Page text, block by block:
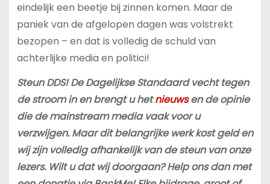
eindelijk een beetje bij zinnen komen. Maar de
paniek van de afgelopen dagen was volstrekt
bezopen – en dat is volledig de schuld van
achterlijke media en politici!
Steun DDS! De Dagelijkse Standaard vecht tegen
de stroom in en brengt u hetnieuwsen de opinie
die de mainstream media vaak voor u
verzwijgen. Maar dit belangrijke werk kost geld en
wij zijn volledig afhankelijk van de steun van onze
lezers. Wilt u dat wij doorgaan? Help ons dan met